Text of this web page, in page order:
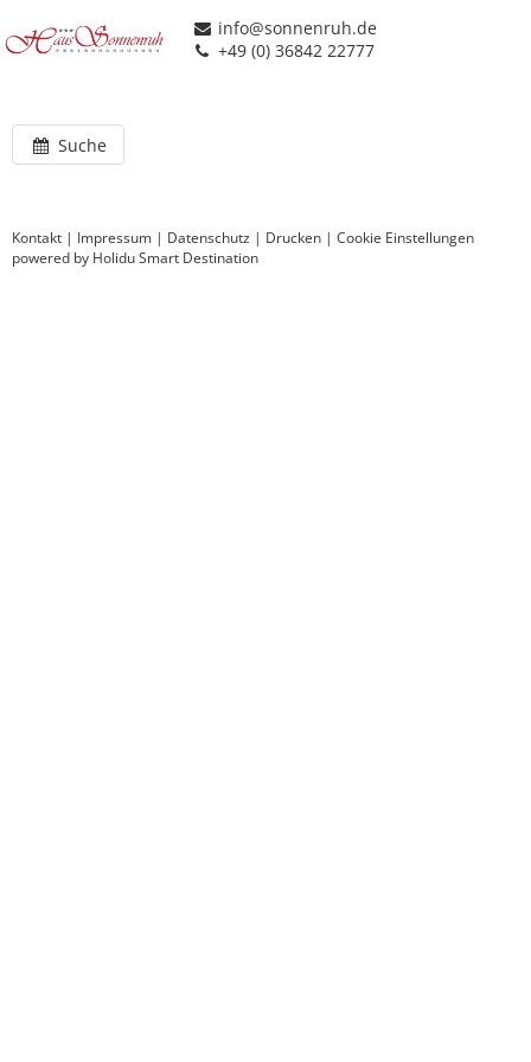
info@sonnenruh.de
+49 (0) 36842 22777
Suche
Kontakt | Impressum | Datenschutz | Drucken | Cookie Einstellungen
powered by Holidu Smart Destination